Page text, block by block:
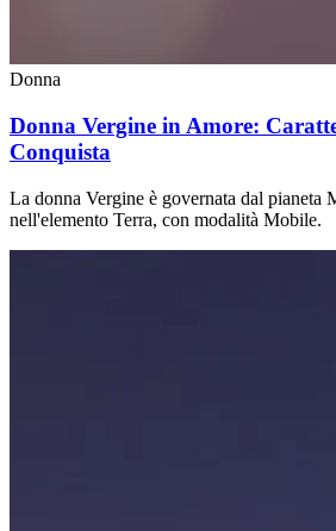
Donna
Donna Vergine in Amore:
Conquista
La donna Vergine è governata dal pianeta
nell'elemento Terra, con modalità Mobile.